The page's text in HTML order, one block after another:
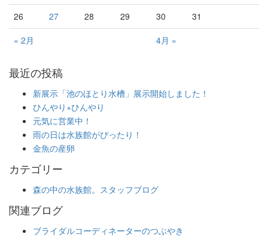
« 2月 4月 »
26
27 28 29 30 31
最近の投稿
新展示「池のほとり水槽」展示開始しました！
ひんやり×ひんやり
元気に営業中！
雨の日は水族館がぴったり！
金魚の産卵
カテゴリー
森の中の水族館。スタッフブログ
関連ブログ
ブライダルコーディネーターのつぶやき